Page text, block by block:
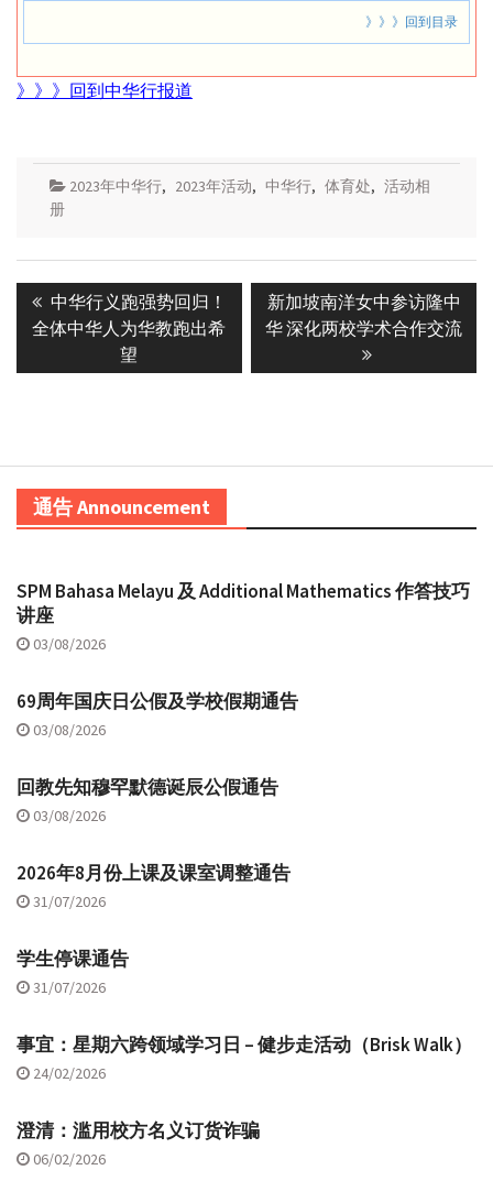
》》》回到目录
》》》回到中华行报道
2023年中华行, 2023年活动, 中华行, 体育处, 活动相
册
navigation
Previous
post:
中华行义跑强势回归！
全体中华人为华教跑出希
望
Next
post:
新加坡南洋女中参访隆中
华 深化两校学术合作交流
通告 Announcement
SPM Bahasa Melayu 及 Additional Mathematics 作答技巧
讲座
03/08/2026
69周年国庆日公假及学校假期通告
03/08/2026
回教先知穆罕默德诞辰公假通告
03/08/2026
2026年8月份上课及课室调整通告
31/07/2026
学生停课通告
31/07/2026
事宜：星期六跨领域学习日 – 健步走活动（Brisk Walk）
24/02/2026
澄清：滥用校方名义订货诈骗
06/02/2026